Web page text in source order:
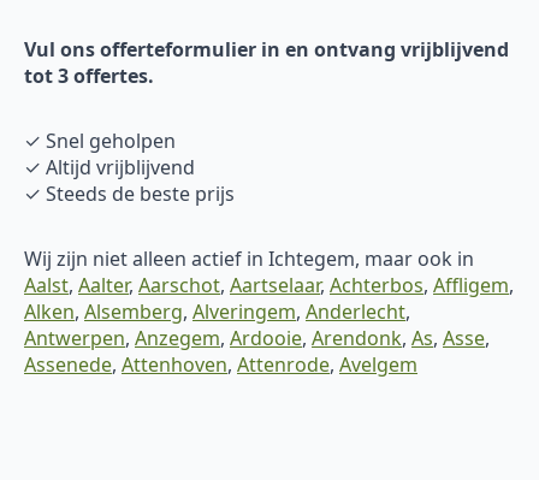
Vul ons offerteformulier in en ontvang vrijblijvend
tot 3 offertes.
✓ Snel geholpen
✓ Altijd vrijblijvend
✓ Steeds de beste prijs
Wij zijn niet alleen actief in Ichtegem, maar ook in
Aalst, Aalter, Aarschot, Aartselaar, Achterbos, Affligem,
Alken, Alsemberg, Alveringem, Anderlecht,
Antwerpen, Anzegem, Ardooie, Arendonk, As, Asse,
Assenede, Attenhoven, Attenrode, Avelgem